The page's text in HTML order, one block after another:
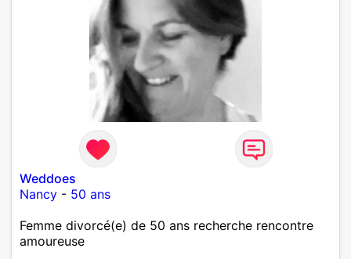
Weddoes
Nancy - 50 ans
Femme divorcé(e) de 50 ans recherche rencontre
amoureuse